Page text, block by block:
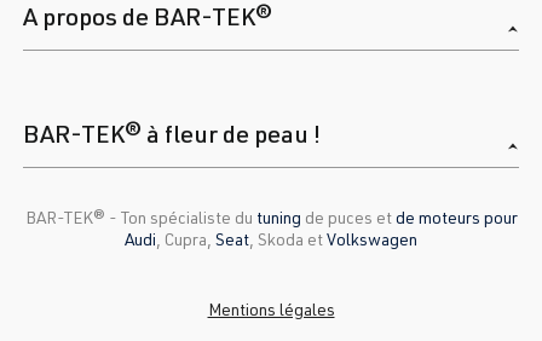
A propos de BAR-TEK®
BAR-TEK® à fleur de peau !
BAR-TEK®️ - Ton spécialiste du tuning de puces etde moteurs pour
Audi , Cupra, Seat , Skoda etVolkswagen
Mentions légales